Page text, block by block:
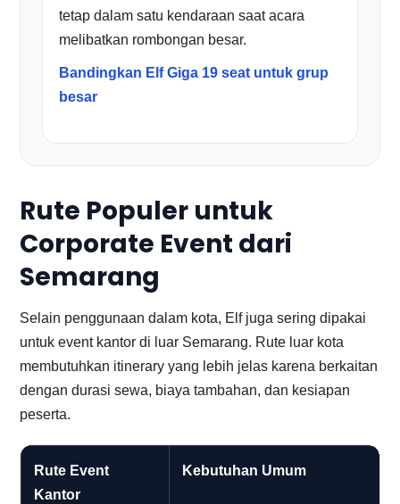
tetap dalam satu kendaraan saat acara
melibatkan rombongan besar.
Bandingkan Elf Giga 19 seat untuk grup
besar
Rute Populer untuk
Corporate Event dari
Semarang
Selain penggunaan dalam kota, Elf juga sering dipakai
untuk event kantor di luar Semarang. Rute luar kota
membutuhkan itinerary yang lebih jelas karena berkaitan
dengan durasi sewa, biaya tambahan, dan kesiapan
peserta.
Rute Event
Kantor
Kebutuhan Umum